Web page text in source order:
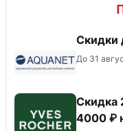
Скидки
До 31
Скидка
4000 ₽